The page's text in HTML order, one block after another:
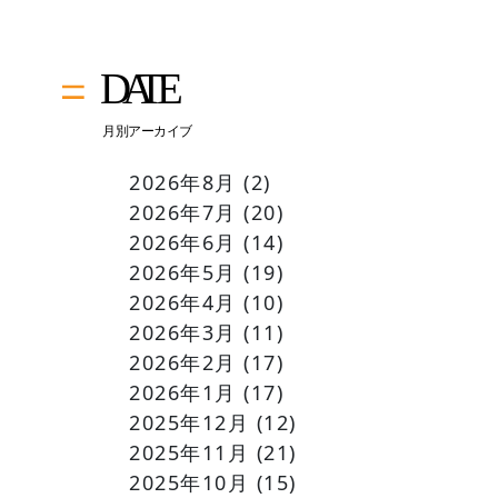
2026年8月 (2)
2026年7月 (20)
2026年6月 (14)
2026年5月 (19)
2026年4月 (10)
2026年3月 (11)
2026年2月 (17)
2026年1月 (17)
2025年12月 (12)
2025年11月 (21)
2025年10月 (15)